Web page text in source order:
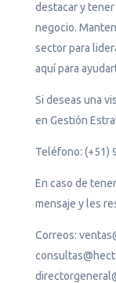
destacar y
negocio.
sector para
aquí para
Si deseas una
en Gestión
Teléfono: (+51)
En caso de
mensaje y les
Correos: